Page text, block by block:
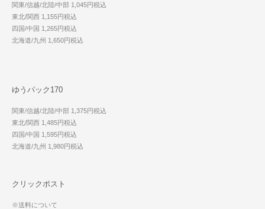
関東/信越/北陸/中部 1,045円税込
東北/関西 1,155円税込
四国/中国 1,265円税込
北海道/九州 1,650円税込
ゆうパック170
関東/信越/北陸/中部 1,375円税込
東北/関西 1,485円税込
四国/中国 1,595円税込
北海道/九州 1,980円税込
クリックポスト
※送料について